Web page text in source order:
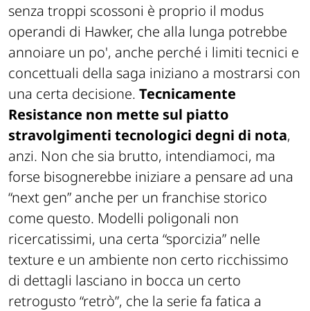
senza troppi scossoni è proprio il modus
operandi di Hawker, che alla lunga potrebbe
annoiare un po', anche perché i limiti tecnici e
concettuali della saga iniziano a mostrarsi con
una certa decisione. Tecnicamente
Resistance non mette sul piatto
stravolgimenti tecnologici degni di nota,
anzi. Non che sia brutto, intendiamoci, ma
forse bisognerebbe iniziare a pensare ad una
“next gen” anche per un franchise storico
come questo. Modelli poligonali non
ricercatissimi, una certa “sporcizia” nelle
texture e un ambiente non certo ricchissimo
di dettagli lasciano in bocca un certo
retrogusto “retrò”, che la serie fa fatica a